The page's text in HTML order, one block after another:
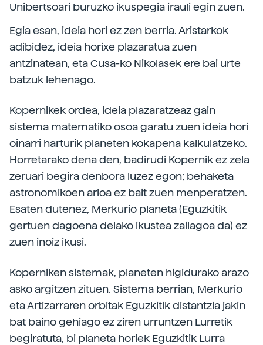
Unibertsoari buruzko ikuspegia irauli egin zuen.
Egia esan, ideia hori ez zen berria. Aristarkok
adibidez, ideia horixe plazaratua zuen
antzinatean, eta Cusa-ko Nikolasek ere bai urte
batzuk lehenago.
Kopernikek ordea, ideia plazaratzeaz gain
sistema matematiko osoa garatu zuen ideia hori
oinarri harturik planeten kokapena kalkulatzeko.
Horretarako dena den, badirudi Kopernik ez zela
zeruari begira denbora luzez egon; behaketa
astronomikoen arloa ez bait zuen menperatzen.
Esaten dutenez, Merkurio planeta (Eguzkitik
gertuen dagoena delako ikustea zailagoa da) ez
zuen inoiz ikusi.
Koperniken sistemak, planeten higidurako arazo
asko argitzen zituen. Sistema berrian, Merkurio
eta Artizarraren orbitak Eguzkitik distantzia jakin
bat baino gehiago ez ziren urruntzen Lurretik
begiratuta, bi planeta horiek Eguzkitik Lurra